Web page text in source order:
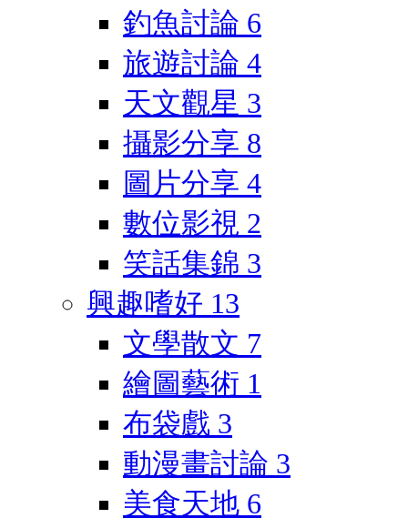
釣魚討論 6
旅遊討論 4
天文觀星 3
攝影分享 8
圖片分享 4
數位影視 2
笑話集錦 3
興趣嗜好 13
文學散文 7
繪圖藝術 1
布袋戲 3
動漫畫討論 3
美食天地 6